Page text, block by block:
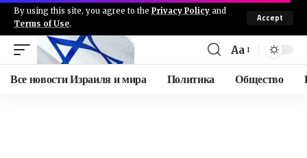
By using this site, you agree to the Privacy Policy and
Terms of Use.
Accept
Aa
Все новости Израиля и мира Политика Общество